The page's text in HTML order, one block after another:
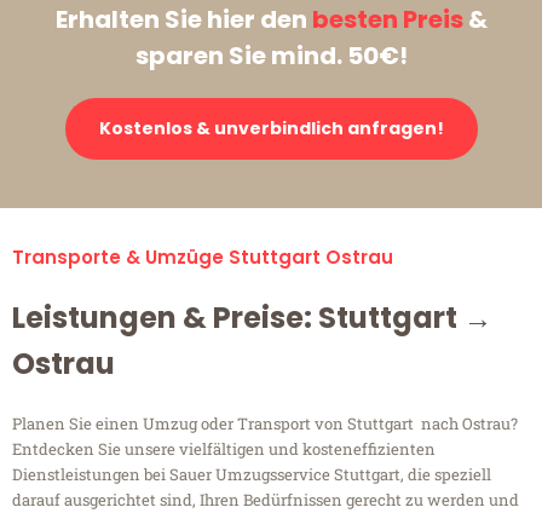
Erhalten Sie hier den besten Preis&
sparen Sie mind. 50€!
Kostenlos & unverbindlich anfragen!
Transporte & Umzüge Stuttgart Ostrau
Leistungen & Preise: Stuttgart →
Ostrau
Planen Sie einen Umzug oder Transport von Stuttgart nach Ostrau?
Entdecken Sie unsere vielfältigen und kosteneffizienten
Dienstleistungen bei Sauer Umzugsservice Stuttgart, die speziell
darauf ausgerichtet sind, Ihren Bedürfnissen gerecht zu werden und